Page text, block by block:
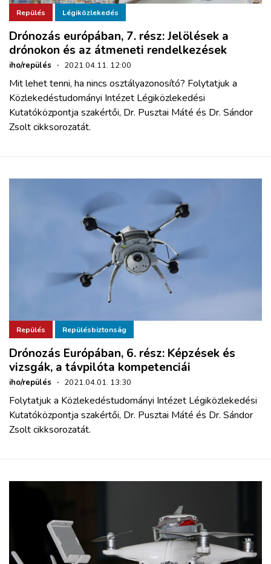
Repülés Légiközlekedés
Drónozás európában, 7. rész: Jelölések a
drónokon és az átmeneti rendelkezések
iho/repülés · 2021.04.11. 12:00
Mit lehet tenni, ha nincs osztályazonosító? Folytatjuk a
Közlekedéstudományi Intézet Légiközlekedési
Kutatóközpontja szakértői, Dr. Pusztai Máté és Dr. Sándor
Zsolt cikksorozatát.
Repülés Repülésbiztonság
Drónozás Európában, 6. rész: Képzések és
vizsgák, a távpilóta kompetenciái
iho/repülés · 2021.04.01. 13:30
Folytatjuk a Közlekedéstudományi Intézet Légiközlekedési
Kutatóközpontja szakértői, Dr. Pusztai Máté és Dr. Sándor
Zsolt cikksorozatát.